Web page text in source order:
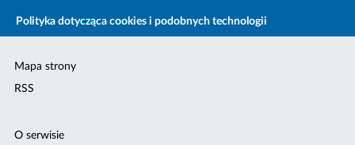
Polityka dotycząca cookies i podobnych technologii
Mapa strony
RSS
O serwisie